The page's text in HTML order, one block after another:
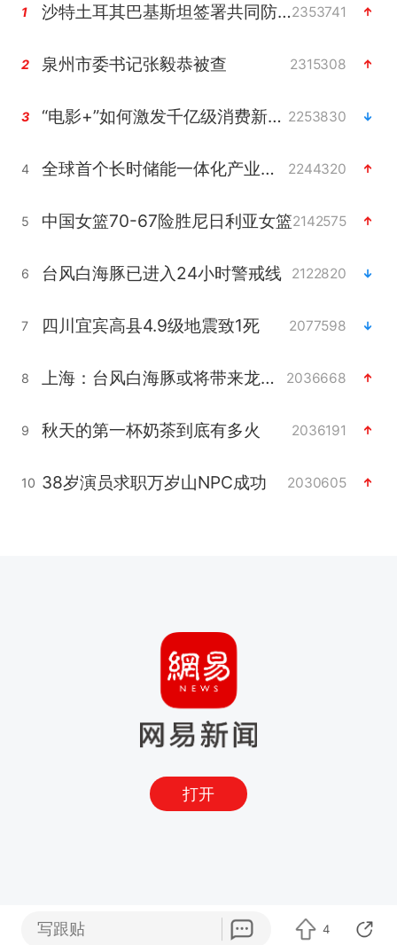
1 沙特土耳其巴基斯坦签署共同防务协议2353741
2 泉州市委书记张毅恭被查 2315308
3 “电影+”如何激发千亿级消费新活力？ 2253830
4 全球首个长时储能一体化产业园量产 2244320
5 中国女篮70-67险胜尼日利亚女篮2142575
6 台风白海豚已进入24小时警戒线 2122820
7 四川宜宾高县4.9级地震致1死 2077598
8 上海：台风白海豚或将带来龙卷风 2036668
9 秋天的第一杯奶茶到底有多火 2036191
10 38岁演员求职万岁山NPC成功 2030605
打开
写跟贴 4